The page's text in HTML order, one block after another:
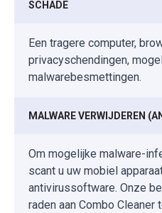
SCHADE
Een tragere computer,
privacyschendingen,
malwarebesmettingen.
MALWARE VERWIJDEREN
Om mogelijke malware-
scant u uw mobiel
antivirussoftware. Onze
raden aan Combo Cleaner